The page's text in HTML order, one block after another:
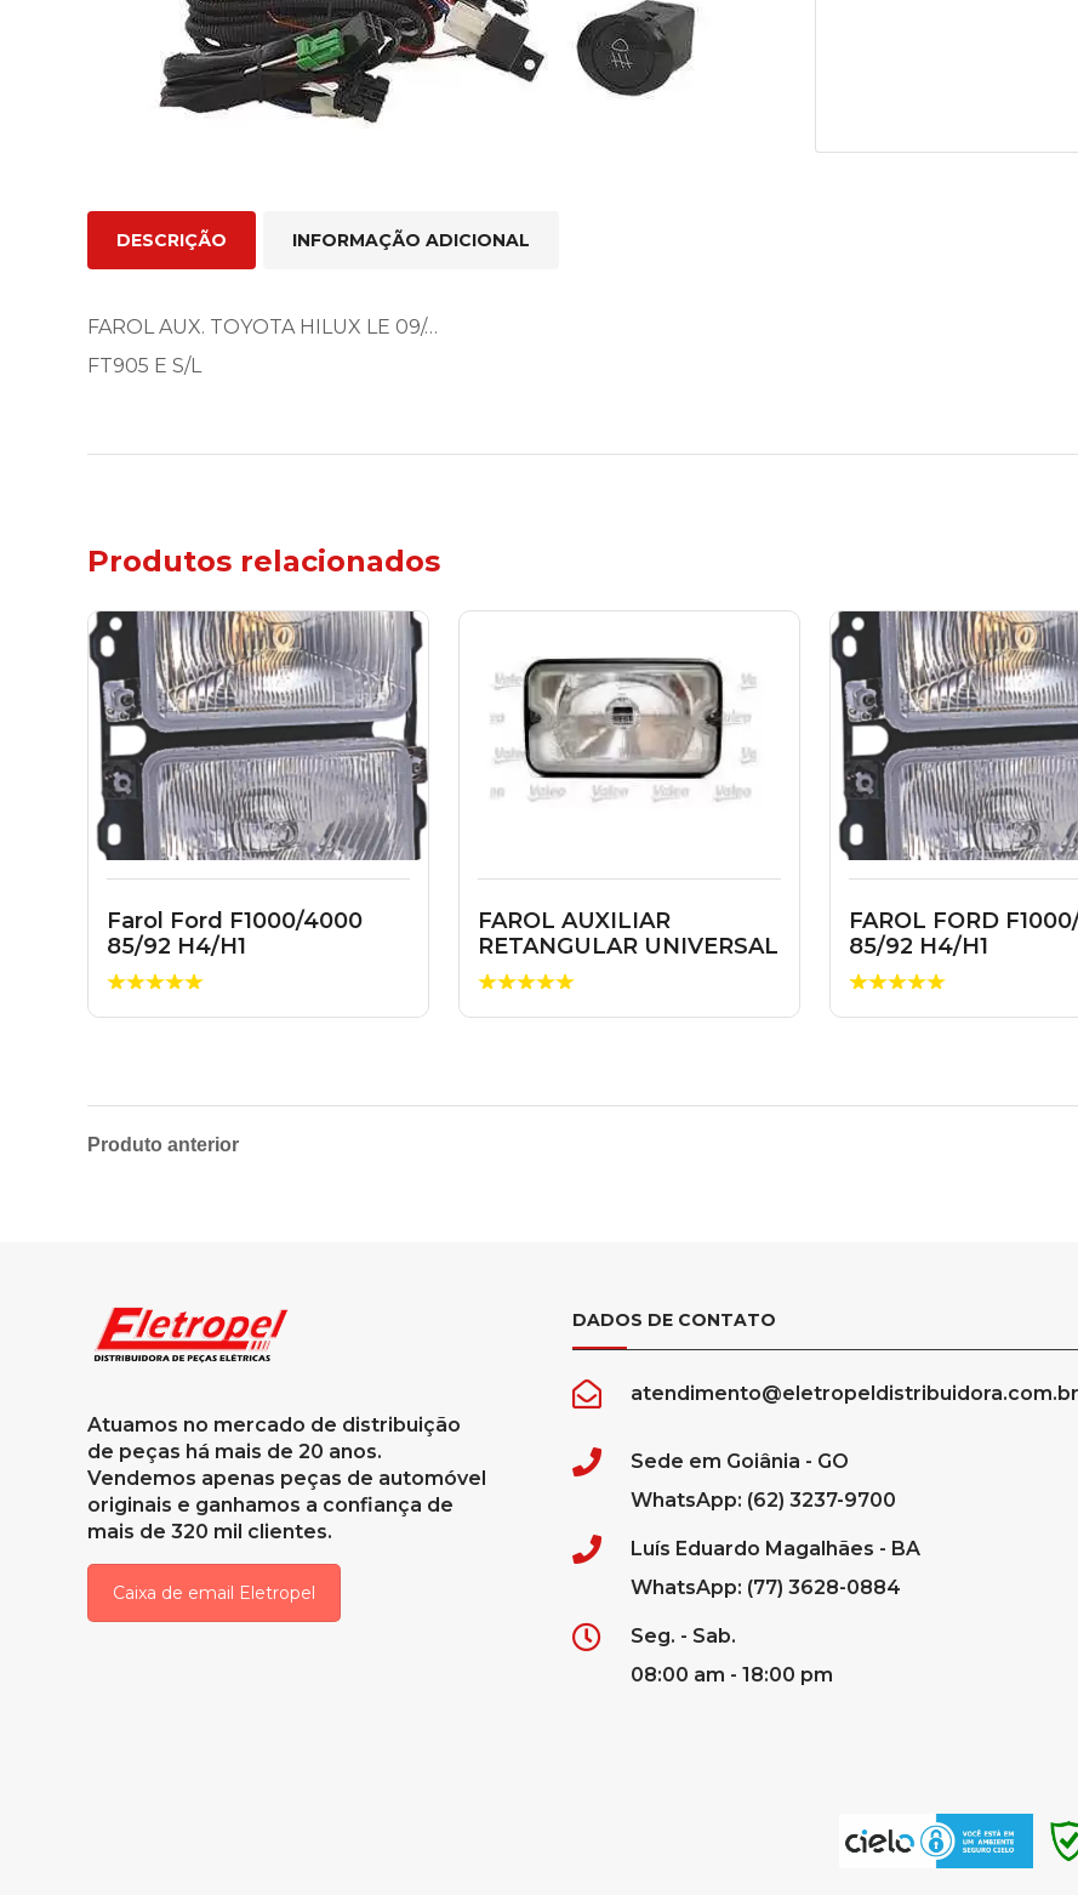
DESCRIÇÃO INFORMAÇÃO ADICIONAL
FAROL AUX. TOYOTA HILUX LE 09/…
FT905 E S/L
Produtos relacionados
Farol Ford F1000/4000
85/92 H4/H1
FAROL AUXILIAR
RETANGULAR UNIVERSAL
FAROL FORD
85/92 H4/H1
Produto anterior
Atuamos no mercado de distribuição
de peças há mais de 20 anos.
Vendemos apenas peças de automóvel
originais e ganhamos a confiança de
mais de 320 mil clientes.
Caixa de email Eletropel
DADOS DE CONTATO
atendimento@eletropeldistribuidora.com.br
Sede em Goiânia - GO
WhatsApp: (62) 3237-9700
Luís Eduardo Magalhães - BA
WhatsApp: (77) 3628-0884
Seg. - Sab.
08:00 am - 18:00 pm